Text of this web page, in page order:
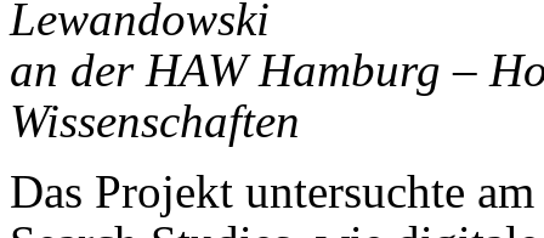
Lewandowski
an der HAW Hamburg –
Wissenschaften
Das Projekt untersuchte